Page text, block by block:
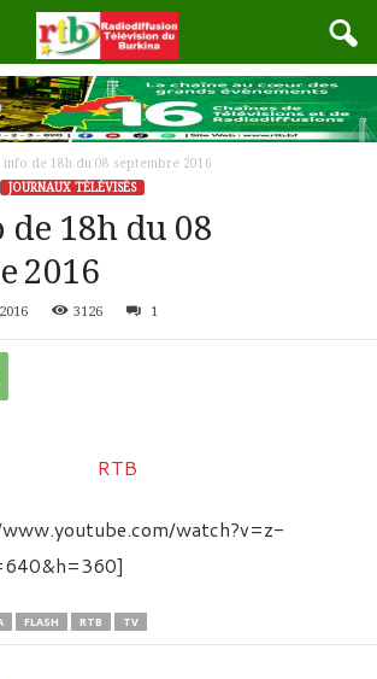
info de 18h du 08 septembre 2016
JOURNAUX TÉLÉVISÉS
18h du 08
2016
3126 1
watch?v=z-
FLASH RTB TV